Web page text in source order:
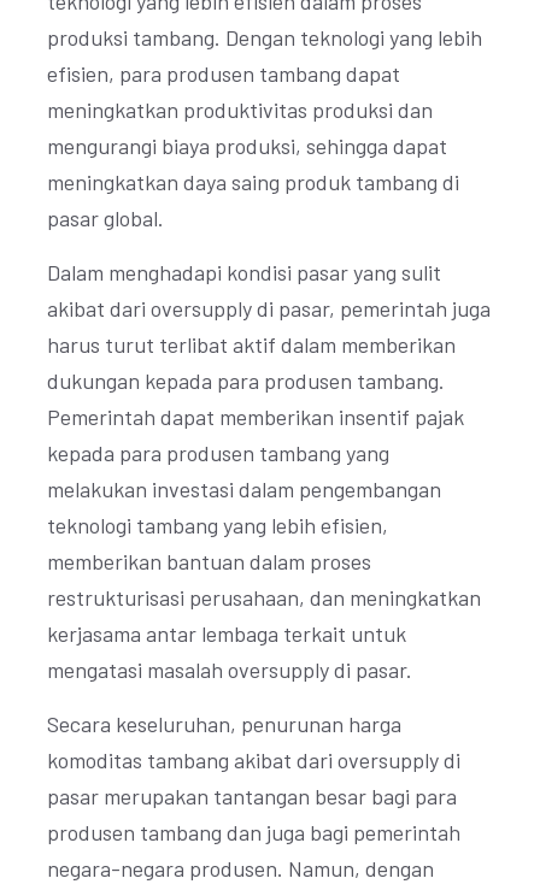
produksi tambang. Dengan teknologi yang lebih
efisien, para produsen tambang dapat
meningkatkan produktivitas produksi dan
mengurangi biaya produksi, sehingga dapat
meningkatkan daya saing produk tambang di
pasar global.
Dalam menghadapi kondisi pasar yang sulit
akibat dari oversupply di pasar, pemerintah juga
harus turut terlibat aktif dalam memberikan
dukungan kepada para produsen tambang.
Pemerintah dapat memberikan insentif pajak
kepada para produsen tambang yang
melakukan investasi dalam pengembangan
teknologi tambang yang lebih efisien,
memberikan bantuan dalam proses
restrukturisasi perusahaan, dan meningkatkan
kerjasama antar lembaga terkait untuk
mengatasi masalah oversupply di pasar.
Secara keseluruhan, penurunan harga
komoditas tambang akibat dari oversupply di
pasar merupakan tantangan besar bagi para
produsen tambang dan juga bagi pemerintah
negara-negara produsen. Namun, dengan